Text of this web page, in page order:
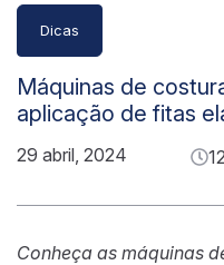
Dicas
Máquinas de
aplicação de fitas
29 abril, 2024
Conheça as máquinas